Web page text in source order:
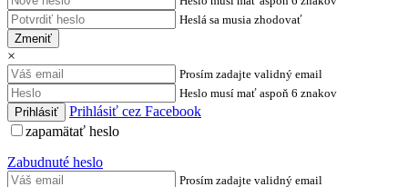
Heslá sa musia zhodovať
Zmeniť
×
Prosím zadajte validný email
Heslo musí mať aspoň 6 znakov
Prihlásiť cez Facebook
zapamätať heslo
Zabudnuté heslo
Prosím zadajte validný email